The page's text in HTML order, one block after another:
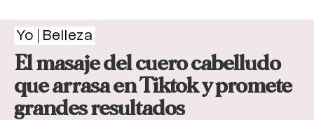
Yo Belleza
El masaje del cuero cabelludo
que arrasa en Tiktok y promete
grandes resultados